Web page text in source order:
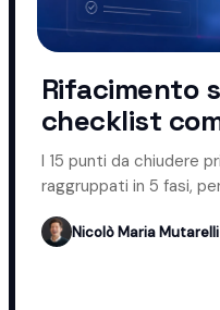
Rifacimento
checklist
I 15 punti da chiudere
raggruppati in 5 fasi,
posizionamento.
Nicolò Maria Mutarelli